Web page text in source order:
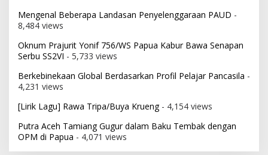
Mengenal Beberapa Landasan Penyelenggaraan PAUD -
8,484 views
Oknum Prajurit Yonif 756/WS Papua Kabur Bawa Senapan
Serbu SS2VI - 5,733 views
Berkebinekaan Global Berdasarkan Profil Pelajar Pancasila -
4,231 views
[Lirik Lagu] Rawa Tripa/Buya Krueng- 4,154 views
Putra Aceh Tamiang Gugur dalam Baku Tembak dengan
OPM di Papua - 4,071 views